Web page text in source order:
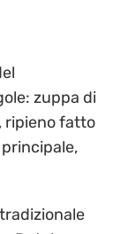
zuppa di
ripieno fatto